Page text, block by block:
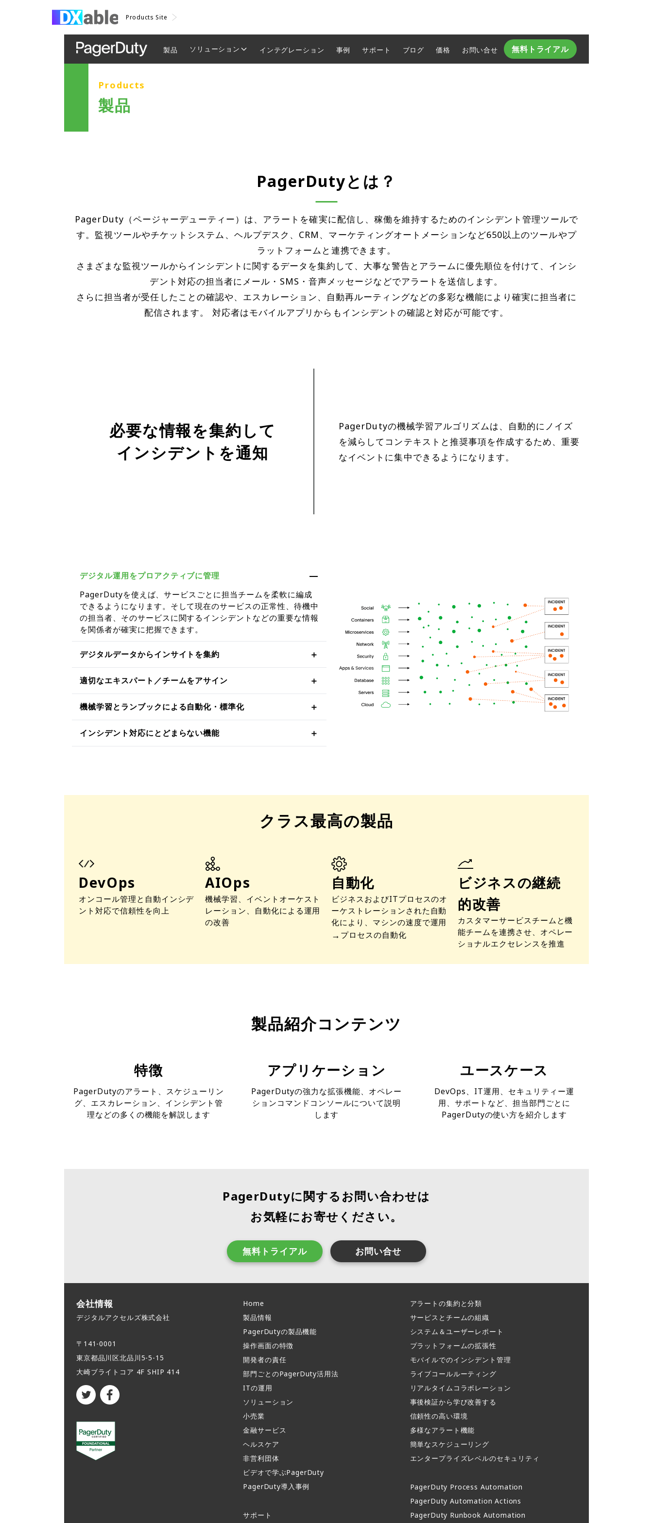
Products Site
製品 ソリューション インテグレーション 事例 サポート ブログ 価格 お問い合せ​ 無料トライアル
Products
製品
PagerDutyとは？
PagerDuty（ページャーデューティー）は、アラートを確実に配信し、稼働を維持するためのインシデント管理ツールで
す。監視ツールやチケットシステム、ヘルプデスク、CRM、マーケティングオートメーションなど650以上のツールやプ
ラットフォームと連携できます。
さまざまな監視ツールからインシデントに関するデータを集約して、大事な警告とアラームに優先順位を付けて、インシ
デント対応の担当者にメール・SMS・音声メッセージなどでアラートを送信します。
さらに担当者が受任したことの確認や、エスカレーション、自動再ルーティングなどの多彩な機能により確実に担当者に
配信されます。 対応者はモバイルアプリからもインシデントの確認と対応が可能です。
必要な情報を集約して
インシデントを通知
PagerDutyの機械学習アルゴリズムは、自動的にノイズ
を減らしてコンテキストと推奨事項を作成するため、重要
なイベントに集中できるようになります。
デジタル運用をプロアクティブに管理
PagerDutyを使えば、サービスごとに担当チームを柔軟に編成
できるようになります。そして現在のサービスの正常性、待機中
の担当者、そのサービスに関するインシデントなどの重要な情報
を関係者が確実に把握できます。
デジタルデータからインサイトを集約
適切なエキスパート／チームをアサイン
機械学習とランブックによる自動化・標準化
インシデント対応にとどまらない機能
クラス最高の製品
DevOps
オンコール管理と自動インシデ
ント対応で信頼性を向上
AIOps
機械学習、イベントオーケスト
レーション、自動化による運用
の改善
自動化
ビジネスおよびITプロセスのオ
ーケストレーションされた自動
化により、マシンの速度で運用
→ プロセスの自動化
ビジネスの継続
的改善
カスタマーサービスチームと機
能チームを連携させ、オペレー
ショナルエクセレンスを推進
製品紹介コンテンツ
特徴
PagerDutyのアラート、スケジューリン
グ、エスカレーション、インシデント管
理などの多くの機能を解説します
アプリケーション
PagerDutyの強力な拡張機能、オペレー
ションコマンドコンソールについて説明
します
ユースケース
DevOps、IT運用、セキュリティー運
用、サポートなど、担当部門ごとに
PagerDutyの使い方を紹介します
PagerDutyに関するお問い合わせは
お気軽にお寄せください。
無料トライアル お問い合せ
会社情報
デジタルアクセルズ株式会社
〒141-0001
東京都品川区北品川5-5-15​
大崎ブライトコア 4F SHIP 414
Home
製品情報​
PagerDutyの製品機能​
操作画面の特徴​
開発者の責任
部門ごとのPagerDuty活用法​
ITの運用​
ソリューション
小売業
金融サービス
ヘルスケア
非営利団体
ビデオで学ぶPagerDuty
PagerDuty導入事例​
サポート​
アラートの集約と分類​
サービスとチームの組織​
システム＆ユーザーレポート​
プラットフォームの拡張性
モバイルでのインシデント管理​
ライブコールルーティング​
リアルタイムコラボレーション​
事後検証から学び改善する
信頼性の高い環境​
多様なアラート機能​
簡単なスケジューリング​
エンタープライズレベルのセキュリティ
PagerDuty Process Automation
PagerDuty Automation Actions
PagerDuty Runbook Automation